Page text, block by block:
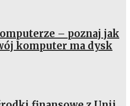
– poznaj jak
komputer ma dysk